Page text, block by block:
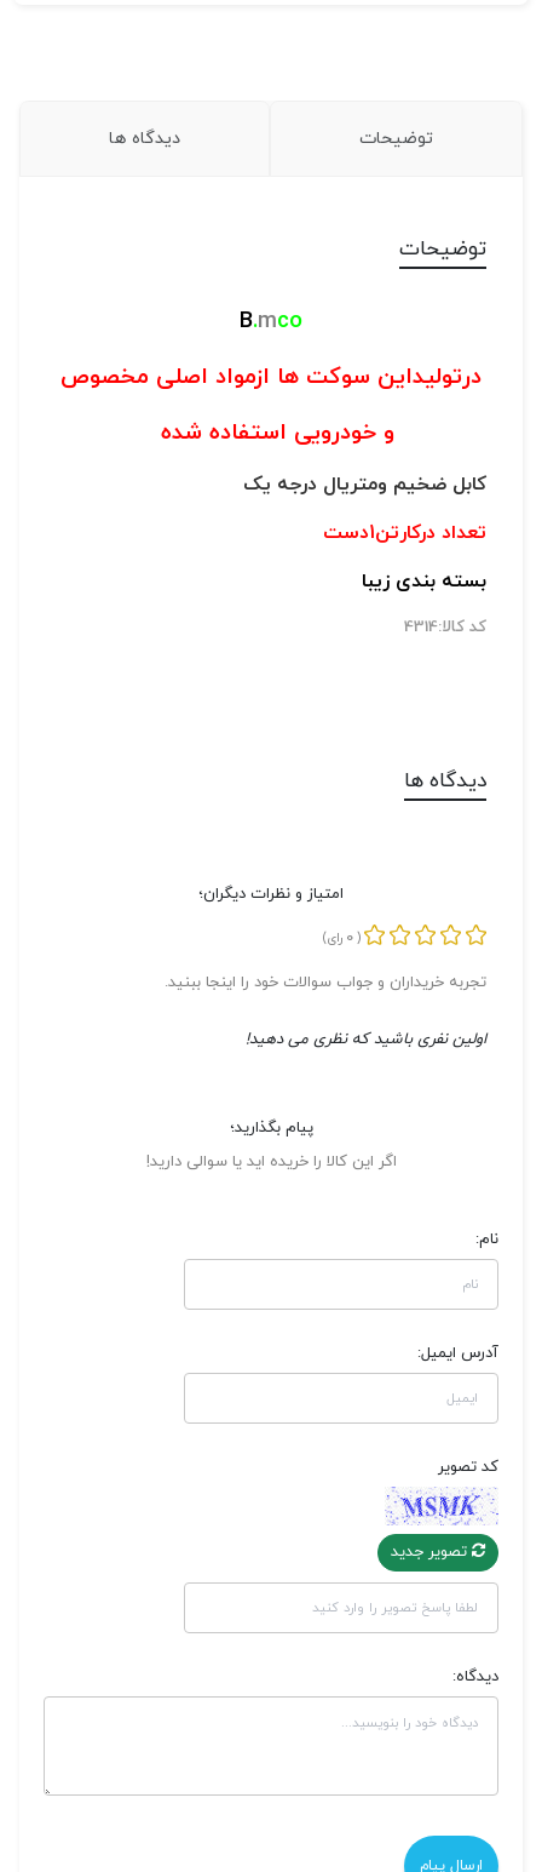
توضیحات دیدگاه ها
توضیحات
B.mco
درتولیداین سوکت ها ازمواد اصلی مخصوص
و خودرویی استفاده شده
کابل ضخیم ومتریال درجه یک
تعداد درکارتن1دست
بسته بندی زیبا
کد کالا:4314
دیدگاه ها
امتیاز و نظرات دیگران؛
(
0 رای)
تجربه خریداران و جواب سوالات خود را اینجا ببنید.
اولین نفری باشید که نظری می دهید!
پیام بگذارید؛
اگر این کالا را خریده اید یا سوالی دارید!
نام:
آدرس ایمیل:
کد تصویر
تصویر جدید
دیدگاه: